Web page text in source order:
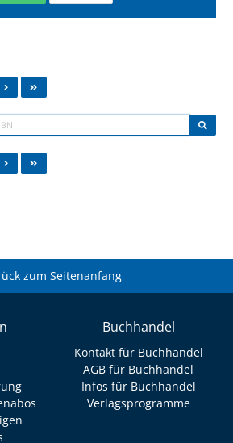
zum Seitenanfang
Buchhandel
Kontakt für Buchhandel
AGB für Buchhandel
Infos für Buchhandel
Verlagsprogramme